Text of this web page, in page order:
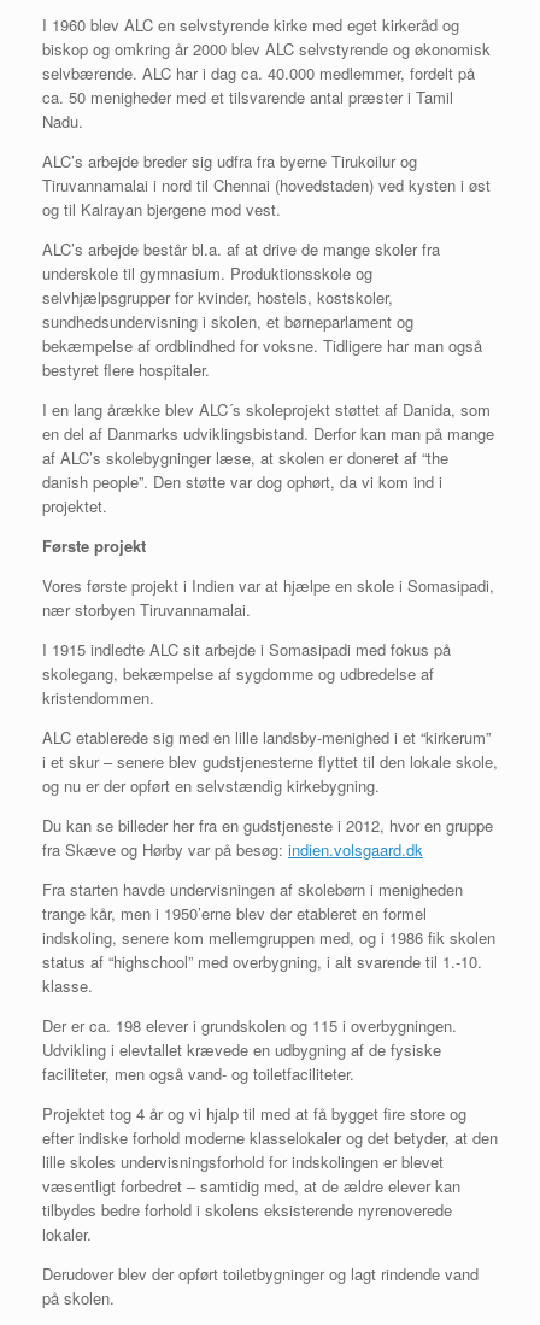
I 1960 blev ALC en selvstyrende kirke med eget kirkeråd og
biskop og omkring år 2000 blev ALC selvstyrende og økonomisk
selvbærende. ALC har i dag ca. 40.000 medlemmer, fordelt på
ca. 50 menigheder med et tilsvarende antal præster i Tamil
Nadu.
ALC’s arbejde breder sig udfra fra byerne Tirukoilur og
Tiruvannamalai i nord til Chennai (hovedstaden) ved kysten i øst
og til Kalrayan bjergene mod vest.
ALC’s arbejde består bl.a. af at drive de mange skoler fra
underskole til gymnasium. Produktionsskole og
selvhjælpsgrupper for kvinder, hostels, kostskoler,
sundhedsundervisning i skolen, et børneparlament og
bekæmpelse af ordblindhed for voksne. Tidligere har man også
bestyret flere hospitaler.
I en lang årække blev ALC´s skoleprojekt støttet af Danida, som
en del af Danmarks udviklingsbistand. Derfor kan man på mange
af ALC’s skolebygninger læse, at skolen er doneret af “the
danish people”. Den støtte var dog ophørt, da vi kom ind i
projektet.
Første projekt
Vores første projekt i Indien var at hjælpe en skole i Somasipadi,
nær storbyen Tiruvannamalai.
I 1915 indledte ALC sit arbejde i Somasipadi med fokus på
skolegang, bekæmpelse af sygdomme og udbredelse af
kristendommen.
ALC etablerede sig med en lille landsby-menighed i et “kirkerum”
i et skur – senere blev gudstjenesterne flyttet til den lokale skole,
og nu er der opført en selvstændig kirkebygning.
Du kan se billeder her fra en gudstjeneste i 2012, hvor en gruppe
fra Skæve og Hørby var på besøg: indien.volsgaard.dk
Fra starten havde undervisningen af skolebørn i menigheden
trange kår, men i 1950’erne blev der etableret en formel
indskoling, senere kom mellemgruppen med, og i 1986 fik skolen
status af “highschool” med overbygning, i alt svarende til 1.-10.
klasse.
Der er ca. 198 elever i grundskolen og 115 i overbygningen.
Udvikling i elevtallet krævede en udbygning af de fysiske
faciliteter, men også vand- og toiletfaciliteter.
Projektet tog 4 år og vi hjalp til med at få bygget fire store og
efter indiske forhold moderne klasselokaler og det betyder, at den
lille skoles undervisningsforhold for indskolingen er blevet
væsentligt forbedret – samtidig med, at de ældre elever kan
tilbydes bedre forhold i skolens eksisterende nyrenoverede
lokaler.
Derudover blev der opført toiletbygninger og lagt rindende vand
på skolen.